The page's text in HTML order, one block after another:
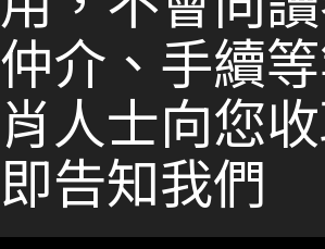
仲介、手續
肖人士向您
即告知我們